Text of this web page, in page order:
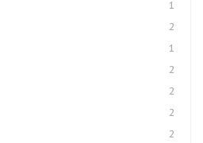
1
2
1
2
2
2
2